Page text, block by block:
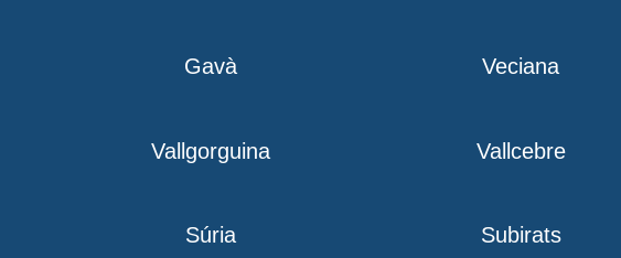
Gavà Veciana
Vallgorguina Vallcebre
Súria Subirats